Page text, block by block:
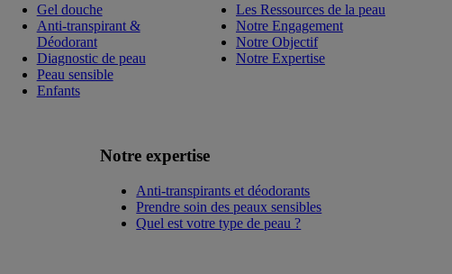
Gel douche
Anti-transpirant &
Déodorant
Diagnostic de peau
Peau sensible
Enfants
Les Ressources de la peau
Notre Engagement
Notre Objectif
Notre Expertise
Notre expertise
Anti-transpirants et déodorants
Prendre soin des peaux sensibles
Quel est votre type de peau ?